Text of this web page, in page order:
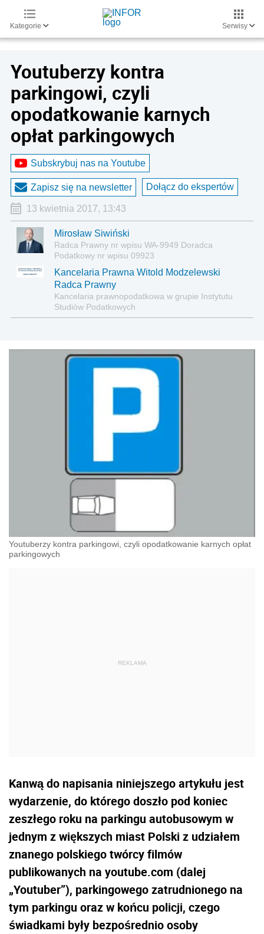
Kategorie Serwisy
Youtuberzy kontra
parkingowi, czyli
opodatkowanie karnych
opłat parkingowych
Subskrybuj nas na Youtube
Zapisz się na newsletter Dołącz do ekspertów
13 kwietnia 2017, 13:43
Mirosław Siwiński
Radca Prawny nr wpisu WA-9949 Doradca
Podatkowy nr wpisu 09923
Kancelaria Prawna Witold Modzelewski
Radca Prawny
Kancelaria prawnopodatkowa w grupie Instytutu
Studiów Podatkowych
Youtuberzy kontra parkingowi, czyli opodatkowanie karnych opłat
parkingowych
Kanwą do napisania niniejszego artykułu jest
wydarzenie, do którego doszło pod koniec
zeszłego roku na parkingu autobusowym w
jednym z większych miast Polski z udziałem
znanego polskiego twórcy filmów
publikowanych na youtube.com (dalej
„Youtuber”), parkingowego zatrudnionego na
tym parkingu oraz w końcu policji, czego
świadkami były bezpośrednio osoby